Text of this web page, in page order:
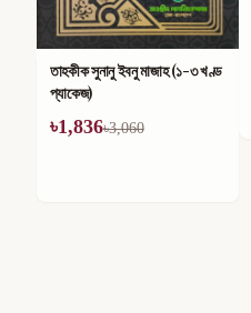
তাহকীক সুনানু ইবনু মাজাহ (১-৩ খণ্ড
প্যাকেজ)
৳1,836৳3,060